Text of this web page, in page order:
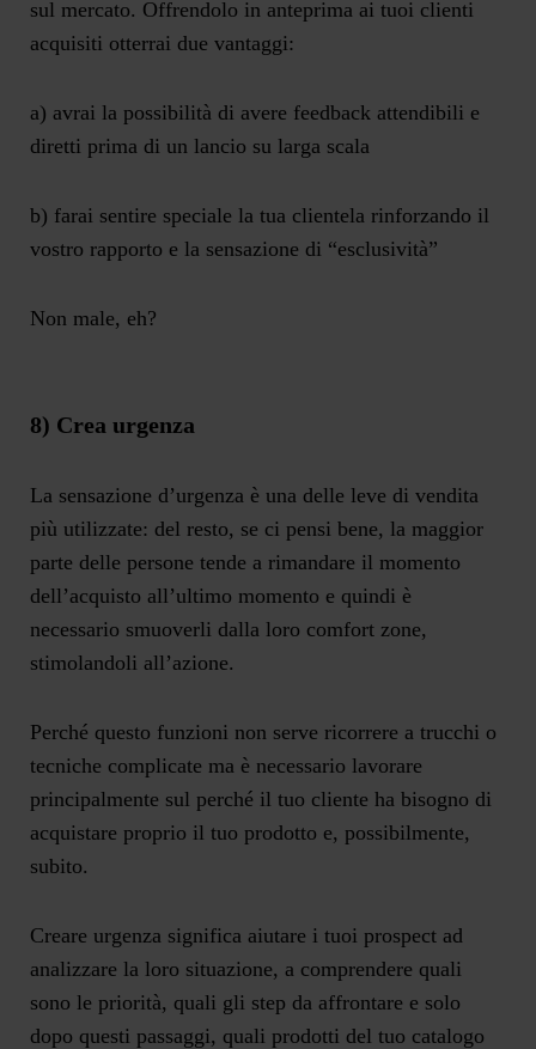
sul mercato. Offrendolo in anteprima ai tuoi clienti
acquisiti otterrai due vantaggi:
a) avrai la possibilità di avere feedback attendibili e
diretti prima di un lancio su larga scala
b) farai sentire speciale la tua clientela rinforzando il
vostro rapporto e la sensazione di “esclusività”
Non male, eh?
8) Crea urgenza
La sensazione d’urgenza è una delle leve di vendita
più utilizzate: del resto, se ci pensi bene, la maggior
parte delle persone tende a rimandare il momento
dell’acquisto all’ultimo momento e quindi è
necessario smuoverli dalla loro comfort zone,
stimolandoli all’azione.
Perché questo funzioni non serve ricorrere a trucchi o
tecniche complicate ma è necessario lavorare
principalmente sul perché il tuo cliente ha bisogno di
acquistare proprio il tuo prodotto e, possibilmente,
subito.
Creare urgenza significa aiutare i tuoi prospect ad
analizzare la loro situazione, a comprendere quali
sono le priorità, quali gli step da affrontare e solo
dopo questi passaggi, quali prodotti del tuo catalogo